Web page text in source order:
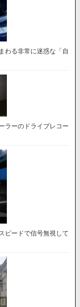
わる非常に迷惑な「自
ラーのドライブレコー
ピードで信号無視して